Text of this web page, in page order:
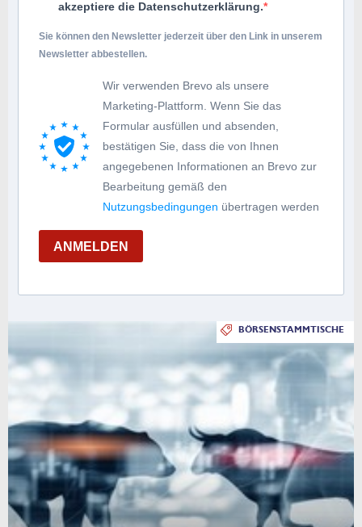
akzeptiere die Datenschutzerklärung.
Sie können den Newsletter jederzeit über den Link in unserem
Newsletter abbestellen.
Wir verwenden Brevo als unsere
Marketing-Plattform. Wenn Sie das
Formular ausfüllen und absenden,
bestätigen Sie, dass die von Ihnen
angegebenen Informationen an Brevo zur
Bearbeitung gemäß den
Nutzungsbedingungen übertragen werden
ANMELDEN
BÖRSENSTAMMTISCHE